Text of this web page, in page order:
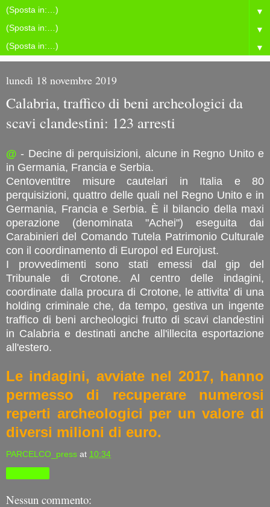
▼
▼
▼
lunedì 18 novembre 2019
Calabria, traffico di beni archeologici da
scavi clandestini: 123 arresti
@ - Decine di perquisizioni, alcune in Regno Unito e
in Germania, Francia e Serbia.
Centoventitre misure cautelari in Italia e 80
perquisizioni, quattro delle quali nel Regno Unito e in
Germania, Francia e Serbia. È il bilancio della maxi
operazione (denominata "Achei") eseguita dai
Carabinieri del Comando Tutela Patrimonio Culturale
con il coordinamento di Europol ed Eurojust.
I provvedimenti sono stati emessi dal gip del
Tribunale di Crotone. Al centro delle indagini,
coordinate dalla procura di Crotone, le attivita' di una
holding criminale che, da tempo, gestiva un ingente
traffico di beni archeologici frutto di scavi clandestini
in Calabria e destinati anche all'illecita esportazione
all'estero.
Le indagini, avviate nel 2017, hanno
permesso di recuperare numerosi
reperti archeologici per un valore di
diversi milioni di euro.
PARCELCO_press at 10:34
Nessun commento: